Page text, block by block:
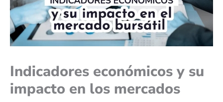
Indicadores económicos y su
impacto en los mercados